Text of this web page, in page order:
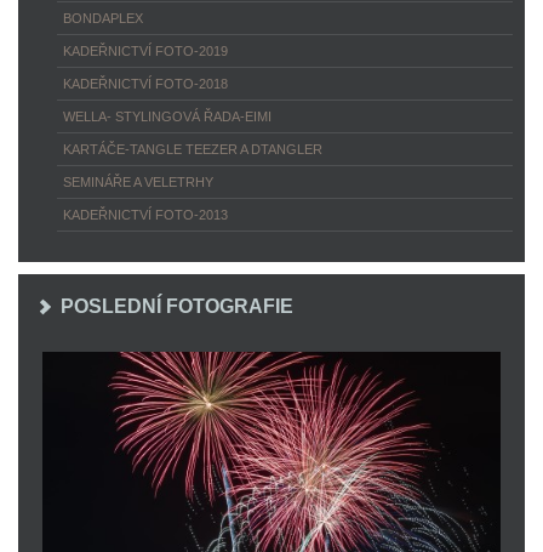
BONDAPLEX
KADEŘNICTVÍ FOTO-2019
KADEŘNICTVÍ FOTO-2018
WELLA- STYLINGOVÁ ŘADA-EIMI
KARTÁČE-TANGLE TEEZER A DTANGLER
SEMINÁŘE A VELETRHY
KADEŘNICTVÍ FOTO-2013
POSLEDNÍ FOTOGRAFIE